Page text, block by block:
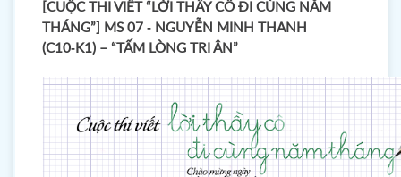
[CUỘC THI VIẾT “LỜI THẦY CÔ ĐI CÙNG NĂM
THÁNG”] MS 07 - NGUYỄN MINH THANH
(C10-K1) – “TẤM LÒNG TRI ÂN”